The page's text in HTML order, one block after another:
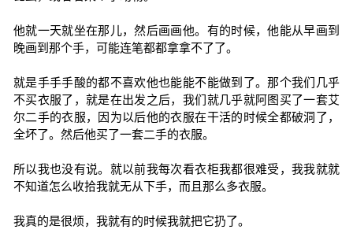
他就一天就坐在那儿，然后画画他。有的时候，他能从早画到
晚画到那个手，可能连笔都都拿拿不了了。
就是手手手酸的都不喜欢他也能能不能做到了。那个我们几乎
不买衣服了，就是在出发之后，我们就几乎就阿图买了一套艾
尔二手的衣服，因为以后他的衣服在干活的时候全都破洞了，
全坏了。然后他买了一套二手的衣服。
所以我也没有说。就以前我每次看衣柜我都很难受，我我就就
不知道怎么收拾我就无从下手，而且那么多衣服。
我真的是很烦，我就有的时候我就把它扔了。